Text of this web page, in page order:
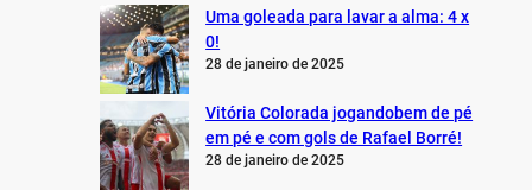
Uma goleada para lavar a alma: 4 x
0!
28 de janeiro de 2025
Vitória Colorada jogandobem de pé
em pé e com gols de Rafael Borré!
28 de janeiro de 2025